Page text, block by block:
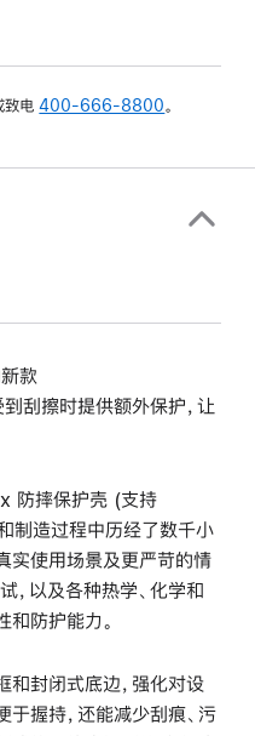
致电400-666-8800。
款
擦时提供额外保护，让
摔保护壳 (支持
制造过程中历经了数千小
实使用场景及更严苛的情
，以及各种热学、化学和
和防护能力。
和封闭式底边，强化对设
握持，还能减少刮痕、污